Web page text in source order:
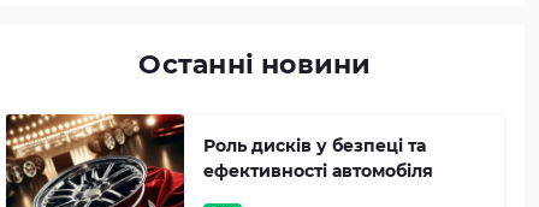
Останні новини
Роль дисків у безпеці та
ефективності автомобіля